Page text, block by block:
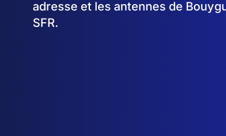
adresse et les antennes de
SFR.